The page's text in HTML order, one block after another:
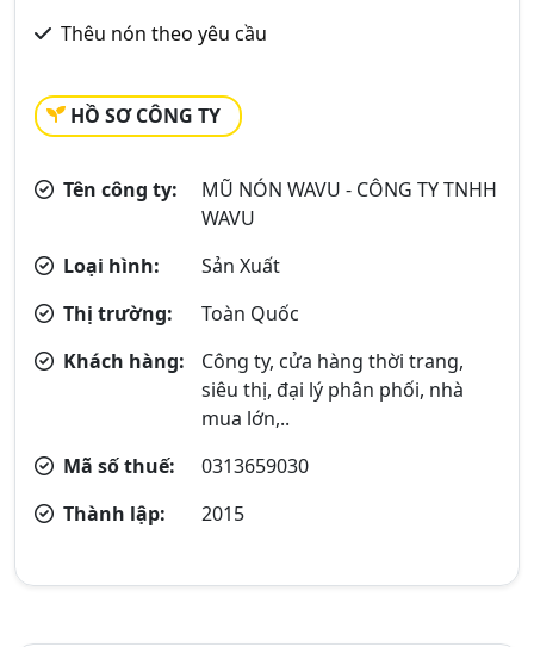
Thêu nón theo yêu cầu
HỒ SƠ CÔNG TY
Tên công ty:
MŨ NÓN WAVU - CÔNG TY TNHH
WAVU
Loại hình:
Sản Xuất
Thị trường:
Toàn Quốc
Khách hàng:
Công ty, cửa hàng thời trang,
siêu thị, đại lý phân phối, nhà
mua lớn,..
Mã số thuế:
0313659030
Thành lập:
2015